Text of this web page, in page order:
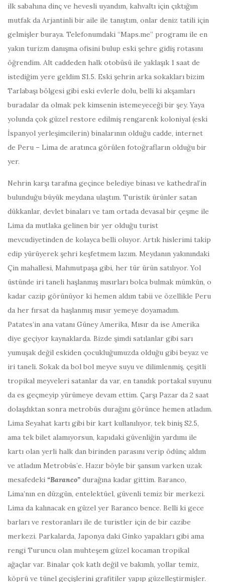
ilk sabahına dinç ve hevesli uyandım, kahvaltı için çıktığım
mutfak da Arjantinli bir aile ile tanıştım, onlar deniz tatili için
gelmişler buraya. Telefonumdaki “Maps.me” programı ile en
yakın turizm danışma ofisini bulup eski şehre gidiş rotasını
öğrendim. Alt caddeden halk otobüsü ile yaklaşık 1 saat de
istediğim yere geldim S1.5. Eski şehrin arka sokakları bizim
Tarlabaşı bölgesi gibi eski evlerle dolu, belli ki akşamları
buradalar da olmak pek kimsenin istemeyeceği bir şey. Yaya
yolunda çok güzel restore edilmiş rengarenk koloniyal (eski
İspanyol yerleşimcilerin) binalarının olduğu cadde, internet
de Peru – Lima de aratınca görülen fotoğrafların olduğu bir
yer.
Nehrin karşı tarafına geçince belediye binası ve kathedral’in
bulunduğu büyük meydana ulaştım. Turistik ürünler satan
dükkanlar, devlet binaları ve tam ortada devasal bir çeşme ile
Lima da mutlaka gelinen bir yer olduğu turist
mevcudiyetinden de kolayca belli oluyor. Artık hislerimi takip
edip yürüyerek şehri keşfetmem lazım. Meydanın yakınındaki
Çin mahallesi, Mahmutpaşa gibi, her tür ürün satılıyor. Yol
üstünde iri taneli haşlanmış mısırları bolca bulmak mümkün, o
kadar cazip görünüyor ki hemen aldım tabii ve özellikle Peru
da her fırsat da haşlanmış mısır yemeye doyamadım.
Patates’in ana vatanı Güney Amerika, Mısır da ise Amerika
diye geçiyor kaynaklarda. Bizde şimdi satılanlar gibi sarı
yumuşak değil eskiden çocukluğumuzda olduğu gibi beyaz ve
iri taneli. Sokak da bol bol meyve suyu ve dilimlenmiş, çeşitli
tropikal meyveleri satanlar da var, en tanıdık portakal suyunu
da es geçmeyip yürümeye devam ettim. Çarşı Pazar da 2 saat
dolaşdıktan sonra metrobüs durağını görünce hemen atladım.
Lima Seyahat kartı gibi bir kart kullanılıyor, tek biniş S2.5,
ama tek bilet alamıyorsun, kapıdaki güvenliğin yardımı ile
kartı olan yerli halk dan birinden parasını verip ödünç aldım
ve atladım Metrobüs’e. Hazır böyle bir şansım varken uzak
mesafedeki “Baranco” durağına kadar gittim. Baranco,
Lima’nın en düzgün, entelektüel, güvenli temiz bir merkezi.
Lima da kalınacak en güzel yer Baranco bence. Belli ki gece
barları ve restoranları ile de turistler için de bir cazibe
merkezi. Parkalarda, Japonya daki Ginko yapakları gibi ama
rengi Turuncu olan muhteşem güzel kocaman tropikal
ağaçlar var. Binalar çok katlı değil ve bakımlı, yollar temiz,
köprü ve tünel geçişlerini grafitiler yapıp güzelleştirmişler.